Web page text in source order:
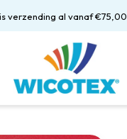
verzending al vanaf €75,00